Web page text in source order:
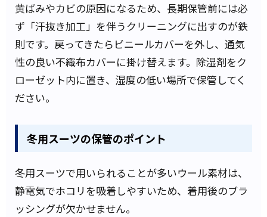
黄ばみやカビの原因になるため、長期保管前には必
ず「汗抜き加工」を伴うクリーニングに出すのが鉄
則です。戻ってきたらビニールカバーを外し、通気
性の良い不織布カバーに掛け替えます。除湿剤をク
ローゼット内に置き、湿度の低い場所で保管してく
ださい。
冬用スーツの保管のポイント
冬用スーツで用いられることが多いウール素材は、
静電気でホコリを吸着しやすいため、着用後のブラ
ッシングが欠かせません。